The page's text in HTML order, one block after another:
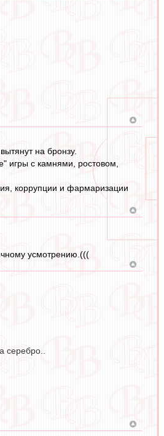
на бронзу.
игры с камнями, ростовом,
коррупции и фармаризации
усмотрению.(((
серебро..